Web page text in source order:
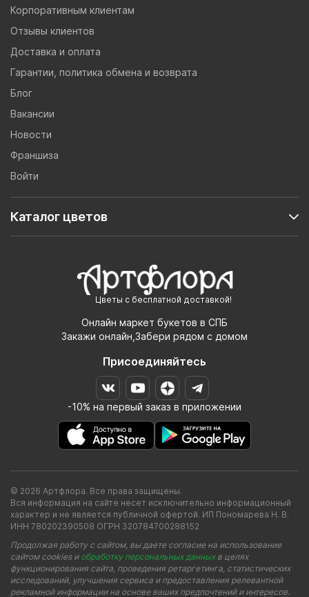
Цветы с бесплатной доставкой!
Онлайн маркет букетов в СПБ
Закажи онлайн,Забери рядом с домом
Присоединяйтесь
-10% на первый заказ в приложении
Корпоративным клиентам
Отзывы клиентов
Доставка и оплата
Гарантии, политика обмена и возврата
Блог
Вакансии
Новости
Франшиза
Войти
Каталог цветов
© 2026 Артфлора. Все права защищены.
Вся информация на сайте несет исключительно информационный
характер и не является публичной офертой. ИП Пономарева Н. В.
ИНН 780202390508 ОГРН 320784700288152
Продолжая работу с сайтом, вы даете согласие на использование
сайтом cookies и обработку персональных данныхв целях
функционирования сайта, проведения ретаргетинга, статистических
исследований, улучшения сервиса и предоставления релевантной
рекламной информации на основе ваших предпочтений и интересов.